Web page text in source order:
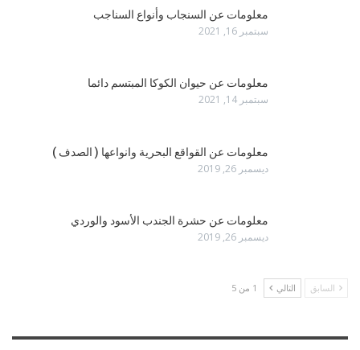
معلومات عن السنجاب وأنواع السناجب
سبتمبر 16, 2021
معلومات عن حيوان الكوكا المبتسم دائما
سبتمبر 14, 2021
معلومات عن القواقع البحرية وانواعها ( الصدف )
ديسمبر 26, 2019
معلومات عن حشرة الجندب الأسود والوردي
ديسمبر 26, 2019
السابق التالي 1 من 5